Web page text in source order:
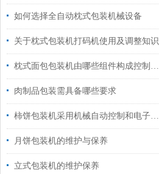
如何选择全自动枕式包装机械设备
关于枕式包装机打码机使用及调整知识
枕式面包包装机由哪些组件构成控制与驱动核心
肉制品包装需具备哪些要求
柿饼包装机采用机械自动控制和电子技术相结合的原理
月饼包装机的维护与保养
立式包装机的维护保养